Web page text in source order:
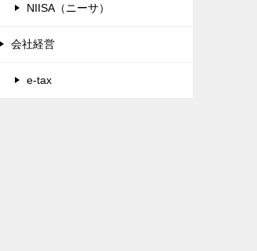
NIISA（ニーサ）
会社経営
e-tax